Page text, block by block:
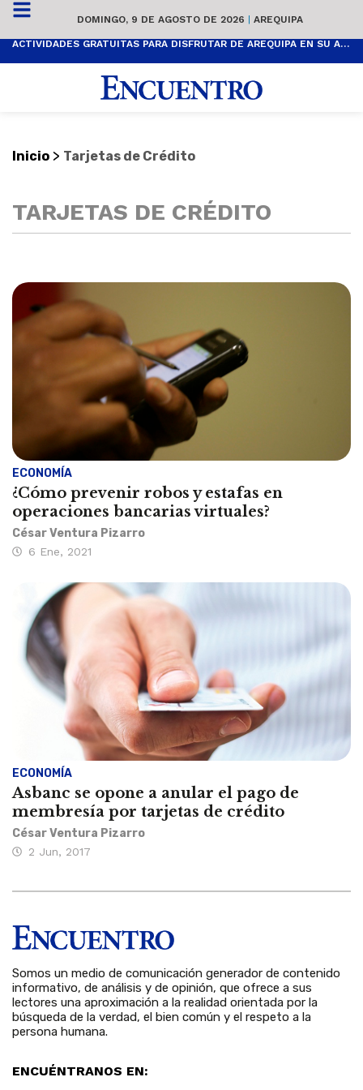
DOMINGO, 9 DE AGOSTO DE 2026 | AREQUIPA
ACTIVIDADES GRATUITAS PARA DISFRUTAR DE AREQUIPA EN SU ANIVERSARIO
Inicio > Tarjetas de Crédito
TARJETAS DE CRÉDITO
ECONOMÍA
¿Cómo prevenir robos y estafas en
operaciones bancarias virtuales?
César Ventura Pizarro
6 Ene, 2021
ECONOMÍA
Asbanc se opone a anular el pago de
membresía por tarjetas de crédito
César Ventura Pizarro
2 Jun, 2017
Somos un medio de comunicación generador de contenido
informativo, de análisis y de opinión, que ofrece a sus
lectores una aproximación a la realidad orientada por la
búsqueda de la verdad, el bien común y el respeto a la
persona humana.
ENCUÉNTRANOS EN: